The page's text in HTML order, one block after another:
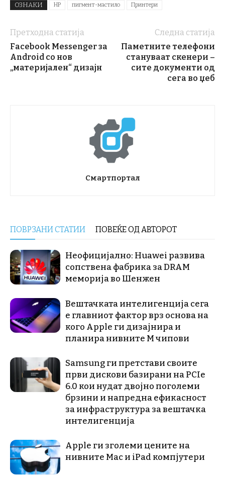
ОЗНАКИ HP пигмент-мастило Принтери
Претходна статија
Facebook Messenger за
Android со нов
„материјален“ дизајн
Следна статија
Паметните телефони
стануваат скенери –
сите документи од
сега во џеб
Смартпортал
ПОВРЗАНИ СТАТИИ ПОВЕЌЕ ОД АВТОРОТ
Неофицијално: Huawei развива
сопствена фабрика за DRAM
меморија во Шенжен
Вештачката интелигенција сега
е главниот фактор врз основа на
кого Apple ги дизајнира и
планира нивните М чипови
Samsung ги претстави своите
први дискови базирани на PCIe
6.0 кои нудат двојно поголеми
брзини и напредна ефикасност
за инфраструктура за вештачка
интелигенција
Apple ги зголеми цените на
нивните Mac и iPad компјутери